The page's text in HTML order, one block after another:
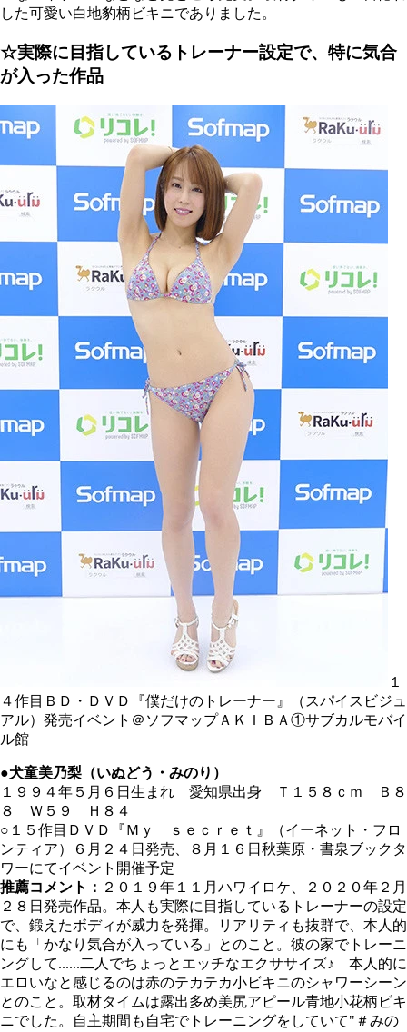
した可愛い白地豹柄ビキニでありました。
☆実際に目指しているトレーナー設定で、特に気合
が入った作品
１
４作目ＢＤ・ＤＶＤ『僕だけのトレーナー』（スパイスビジュ
アル）発売イベント＠ソフマップＡＫＩＢＡ①サブカルモバイ
ル館
●犬童美乃梨（いぬどう・みのり）
１９９４年５月６日生まれ 愛知県出身 Ｔ１５８ｃｍ Ｂ８
８ Ｗ５９ Ｈ８４
○１５作目ＤＶＤ『Ｍｙ ｓｅｃｒｅｔ』（イーネット・フロ
ンティア）６月２４日発売、８月１６日秋葉原・書泉ブックタ
ワーにてイベント開催予定
推薦コメント： ２０１９年１１月ハワイロケ、２０２０年２月
２８日発売作品。本人も実際に目指しているトレーナーの設定
で、鍛えたボディが威力を発揮。リアリティも抜群で、本人的
にも「かなり気合が入っている」とのこと。彼の家でトレーニ
ングして......二人でちょっとエッチなエクササイズ♪ 本人的に
エロいなと感じるのは赤のテカテカ小ビキニのシャワーシーン
とのこと。取材タイムは露出多め美尻アピール青地小花柄ビキ
ニでした。自主期間も自宅でトレーニングをしていて"＃みの